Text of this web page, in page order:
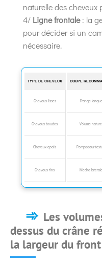
naturelle des cheveux
4/ Ligne frontale: la
pour décider si un
nécessaire.
TYPE DE CHEVEUX COUPE
Cheveux lisses Frange longue
Cheveux bouclés Volume naturel
Cheveux épais Pompadour
Cheveux fins Mèche latérale
Les
dessus du crâne
la largeur du front